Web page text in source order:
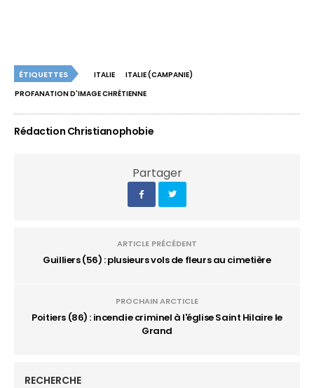
ÉTIQUETTES ITALIE
ITALIE (CAMPANIE)
PROFANATION D'IMAGE CHRÉTIENNE
Rédaction Christianophobie
Partager
ARTICLE PRÉCÉDENT
Guilliers (56) : plusieurs vols de fleurs au cimetière
PROCHAIN ARCTICLE
Poitiers (86) : incendie criminel à l'église Saint Hilaire le
Grand
RECHERCHE